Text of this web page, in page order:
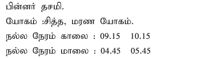
பின்னர் தசமி.
யோகம் :சித்த, மரண யோகம்.
நல்ல நேரம் காலை : 09.15 – 10.15
நல்ல நேரம் மாலை : 04.45 – 05.45